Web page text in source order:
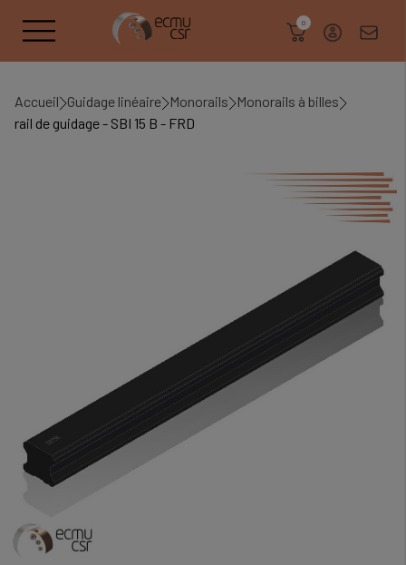
0
Accueil Guidage linéaire Monorails
Monorails à billes
rail de guidage - SBI 15 B - FRD